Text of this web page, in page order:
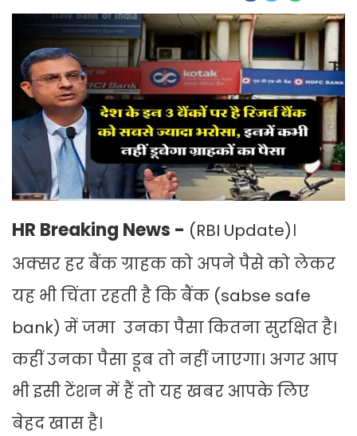
HR Breaking News - (RBI Update)।
अक्सर हर बैंक ग्राहक को अपने पैसे को लेकर
यह भी चिंता रहती है कि बैंक (sabse safe
bank) में जमा उनका पैसा कितना सुरक्षित है।
कहीं उनका पैसा डूब तो नहीं जाएगा। अगर आप
भी इसी टेंशन में हैं तो यह खबर आपके लिए
बेहद खास है।